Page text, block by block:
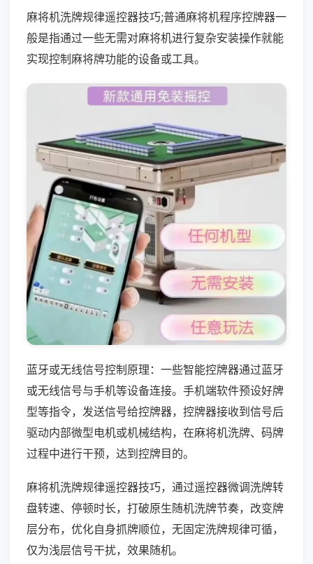
麻将机洗牌规律遥控器技巧;普通麻将机程序控牌器一
般是指通过一些无需对麻将机进行复杂安装操作就能
实现控制麻将牌功能的设备或工具。
蓝牙或无线信号控制原理：一些智能控牌器通过蓝牙
或无线信号与手机等设备连接。手机端软件预设好牌
型等指令，发送信号给控牌器，控牌器接收到信号后
驱动内部微型电机或机械结构，在麻将机洗牌、码牌
过程中进行干预，达到控牌目的。
麻将机洗牌规律遥控器技巧，通过遥控器微调洗牌转
盘转速、停顿时长，打破原生随机洗牌节奏，改变牌
层分布，优化自身抓牌顺位，无固定洗牌规律可循，
仅为浅层信号干扰，效果随机。